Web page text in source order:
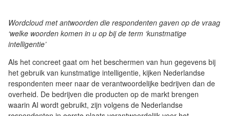
Wordcloud met antwoorden die respondenten gaven op de vraag
‘welke woorden komen in u op bij de term ‘kunstmatige
intelligentie’
Als het concreet gaat om het beschermen van hun gegevens bij
het gebruik van kunstmatige intelligentie, kijken Nederlandse
respondenten meer naar de verantwoordelijke bedrijven dan de
overheid. De bedrijven die producten op de markt brengen
waarin AI wordt gebruikt, zijn volgens de Nederlandse